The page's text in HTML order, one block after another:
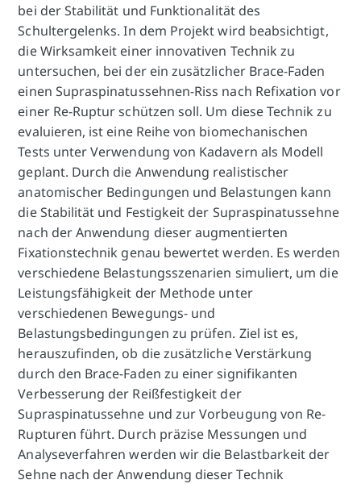
bei der Stabilität und Funktionalität des
Schultergelenks. In dem Projekt wird beabsichtigt,
die Wirksamkeit einer innovativen Technik zu
untersuchen, bei der ein zusätzlicher Brace-Faden
einen Supraspinatussehnen-Riss nach Refixation vor
einer Re-Ruptur schützen soll. Um diese Technik zu
evaluieren, ist eine Reihe von biomechanischen
Tests unter Verwendung von Kadavern als Modell
geplant. Durch die Anwendung realistischer
anatomischer Bedingungen und Belastungen kann
die Stabilität und Festigkeit der Supraspinatussehne
nach der Anwendung dieser augmentierten
Fixationstechnik genau bewertet werden. Es werden
verschiedene Belastungsszenarien simuliert, um die
Leistungsfähigkeit der Methode unter
verschiedenen Bewegungs- und
Belastungsbedingungen zu prüfen. Ziel ist es,
herauszufinden, ob die zusätzliche Verstärkung
durch den Brace-Faden zu einer signifikanten
Verbesserung der Reißfestigkeit der
Supraspinatussehne und zur Vorbeugung von Re-
Rupturen führt. Durch präzise Messungen und
Analyseverfahren werden wir die Belastbarkeit der
Sehne nach der Anwendung dieser Technik